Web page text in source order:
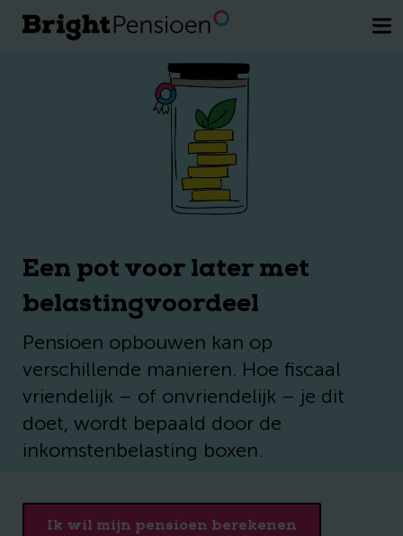
Wil je een kosteloos gesprek met een
van onze pensioenexperts.
Een pot voor later met
belastingvoordeel
Pensioen opbouwen kan op
verschillende manieren. Hoe fiscaal
vriendelijk – of onvriendelijk – je dit
doet, wordt bepaald door de
inkomstenbelasting boxen.
Ik wil mijn pensioen berekenen